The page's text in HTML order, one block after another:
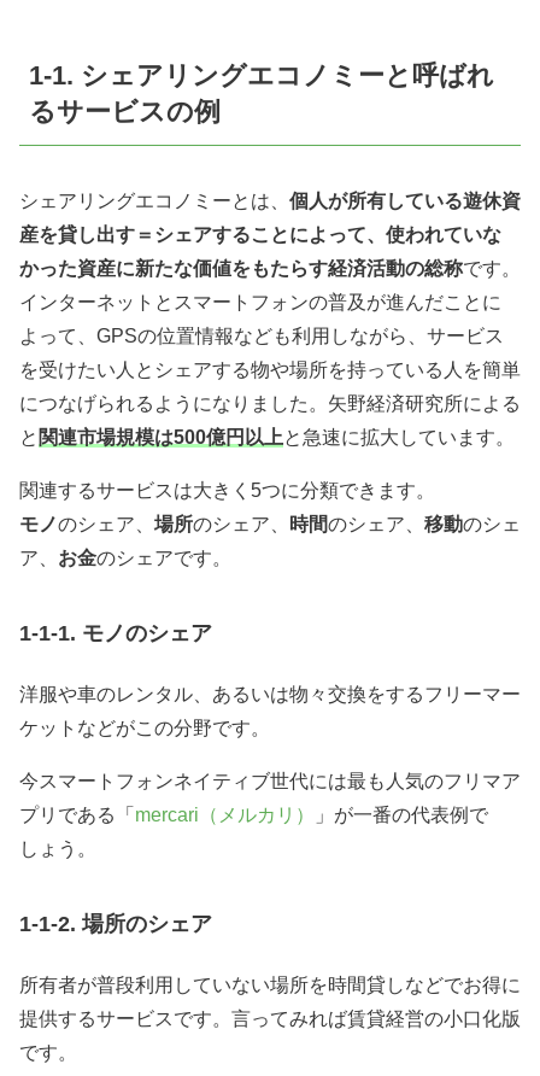
1-1. シェアリングエコノミーと呼ばれ
るサービスの例
シェアリングエコノミーとは、 個人が所有している遊休資
産を貸し出す＝シェアすることによって、使われていな
かった資産に新たな価値をもたらす経済活動の総称です。
インターネットとスマートフォンの普及が進んだことに
よって、GPSの位置情報なども利用しながら、サービス
を受けたい人とシェアする物や場所を持っている人を簡単
につなげられるようになりました。矢野経済研究所による
と 関連市場規模は500億円以上と急速に拡大しています。
関連するサービスは大きく5つに分類できます。
モノのシェア、 場所のシェア、 時間のシェア、 移動のシェ
ア、 お金のシェアです。
1-1-1. モノのシェア
洋服や車のレンタル、あるいは物々交換をするフリーマー
ケットなどがこの分野です。
今スマートフォンネイティブ世代には最も人気のフリマア
プリである「 mercari（メルカリ）
」が一番の代表例で
しょう。
1-1-2. 場所のシェア
所有者が普段利用していない場所を時間貸しなどでお得に
提供するサービスです。言ってみれば賃貸経営の小口化版
です。